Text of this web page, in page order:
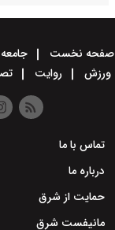
صفحه نخست جامعه
ورزش
روایت
تماس با ما
درباره ما
حمایت از شرق
مانیفست شرق